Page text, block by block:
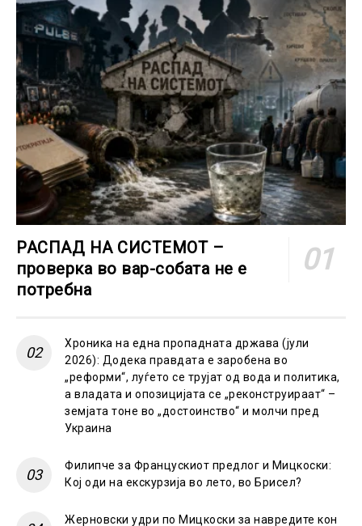
РАСПАД НА СИСТЕМОТ –
проверка во вар-собата не е
потребна
Хроника на една пропадната држава (јули
2026): Додека правдата е заробена во
„реформи“, луѓето се трујат од вода и политика,
а владата и опозицијата се „реконструираат“ –
земјата тоне во „достоинство“ и молчи пред
Украина
Филипче за Францускиот предлог и Мицкоски:
Кој оди на екскурзија во лето, во Брисел?
Жерновски удри по Мицкоски за навредите кон